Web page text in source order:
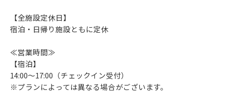
【全施設定休日】
宿泊・日帰り施設ともに定休
≪営業時間≫
【宿泊】
14:00～17:00（チェックイン受付）
※プランによっては異なる場合がございます。